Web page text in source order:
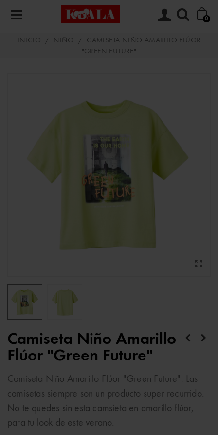
0
INICIO / NIÑO /
CAMISETA NIÑO AMARILLO FLÚOR
"GREEN FUTURE"
Camiseta Niño Amarillo
Flúor "Green Future"
Camiseta Niño Amarillo Flúor "Green Future". Las
camisetas siempre son un producto super recurrido.
No te quedes sin esta camsieta en amarillo flúor,
para tu look de este verano.